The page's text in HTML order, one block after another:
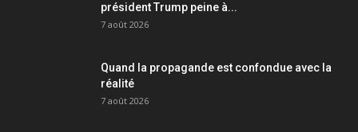
président Trump peine à...
7 août 2026
Quand la propagande est confondue avec la
réalité
7 août 2026